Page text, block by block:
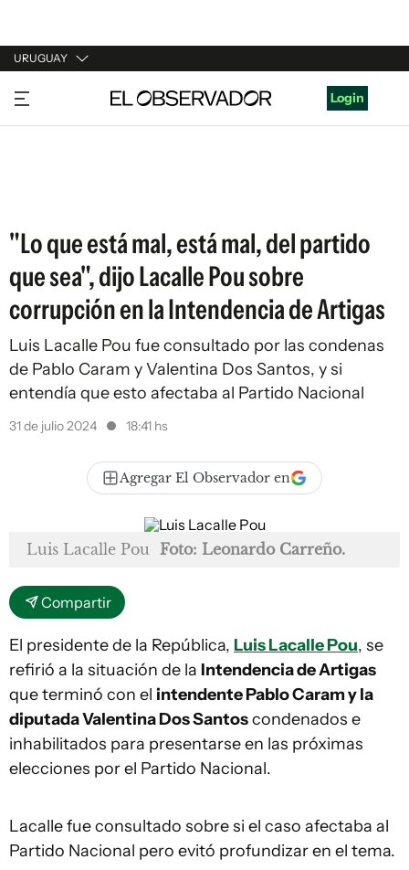
URUGUAY
URUGUAY
ARGENTINA
Login
"Lo que está mal, está mal, del partido
que sea", dijo Lacalle Pou sobre
corrupción en la Intendencia de Artigas
Luis Lacalle Pou fue consultado por las condenas
de Pablo Caram y Valentina Dos Santos, y si
entendía que esto afectaba al Partido Nacional
31 de julio 2024 18:41 hs
Agregar El Observador en
Luis Lacalle Pou Foto: Leonardo Carreño.
Compartir
El presidente de la República, Luis Lacalle Pou, se
refirió a la situación de la Intendencia de Artigas
que terminó con el intendente Pablo Caram y la
diputada Valentina Dos Santoscondenados e
inhabilitados para presentarse en las próximas
elecciones por el Partido Nacional.
Lacalle fue consultado sobre si el caso afectaba al
Partido Nacional pero evitó profundizar en el tema.